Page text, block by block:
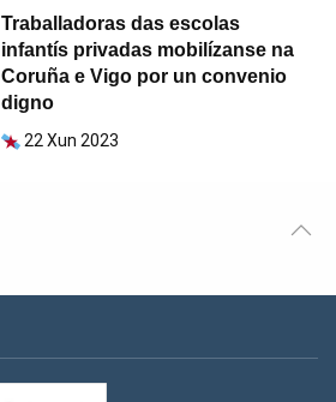
Traballadoras das escolas
infantís privadas mobilízanse na
Coruña e Vigo por un convenio
digno
22 Xun 2023